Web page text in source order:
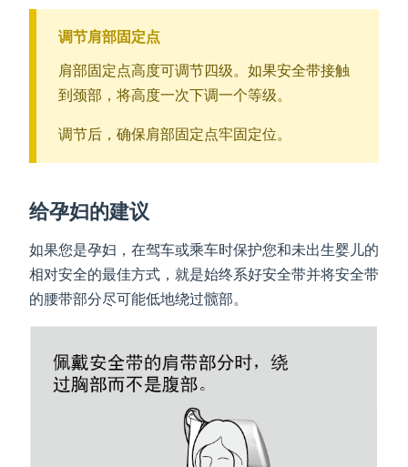
调节肩部固定点
肩部固定点高度可调节四级。如果安全带接触
到颈部，将高度一次下调一个等级。
调节后，确保肩部固定点牢固定位。
给孕妇的建议
如果您是孕妇，在驾车或乘车时保护您和未出生婴儿的
相对安全的最佳方式，就是始终系好安全带并将安全带
的腰带部分尽可能低地绕过髋部。